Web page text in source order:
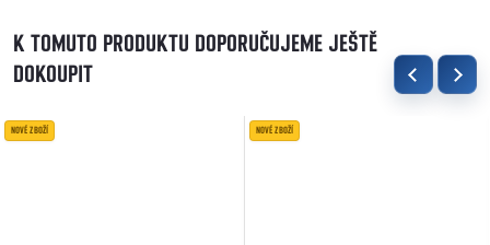
K TOMUTO PRODUKTU DOPORUČUJEME JEŠTĚ
DOKOUPIT
NOVÉ ZBOŽÍ NOVÉ ZBOŽÍ